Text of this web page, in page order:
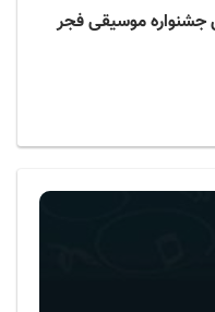
جشنواره موسیقی فجر